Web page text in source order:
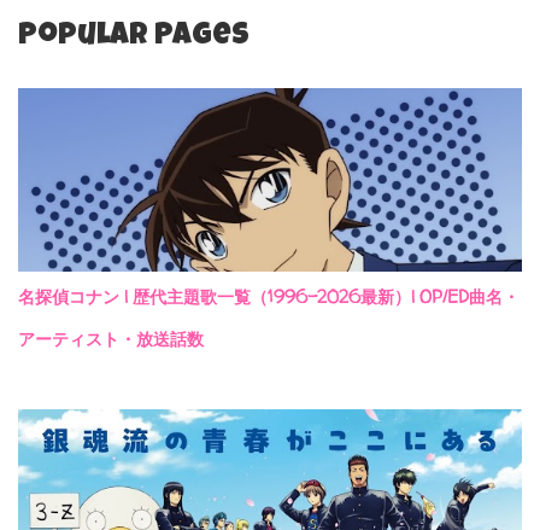
Popular Pages
名探偵コナン | 歴代主題歌一覧（1996-2026最新）| OP/ED曲名・
アーティスト・放送話数